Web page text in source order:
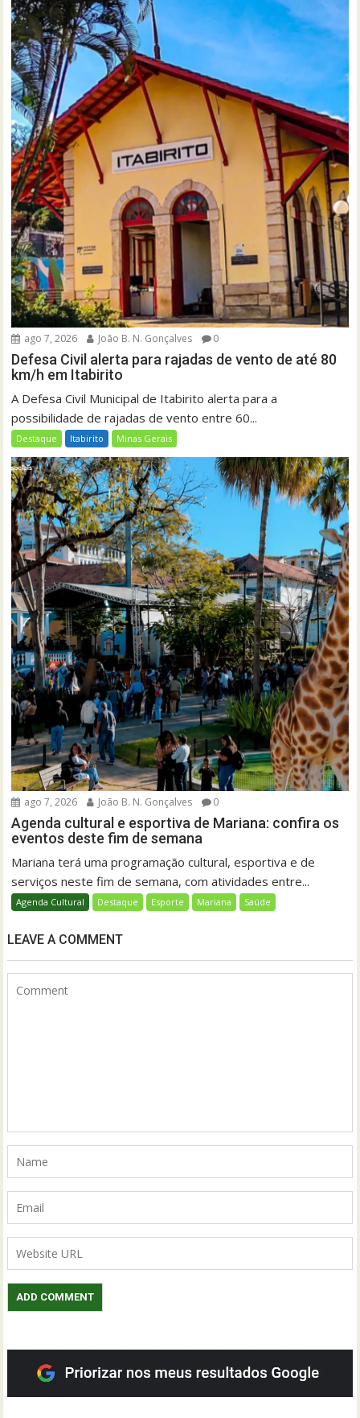
ago 7, 2026 João B. N. Gonçalves 0
Defesa Civil alerta para rajadas de vento de até 80
km/h em Itabirito
A Defesa Civil Municipal de Itabirito alerta para a
possibilidade de rajadas de vento entre 60...
Destaque Itabirito Minas Gerais
ago 7, 2026 João B. N. Gonçalves 0
Agenda cultural e esportiva de Mariana: confira os
eventos deste fim de semana
Mariana terá uma programação cultural, esportiva e de
serviços neste fim de semana, com atividades entre...
Agenda Cultural Destaque Esporte Mariana Saúde
LEAVE A COMMENT